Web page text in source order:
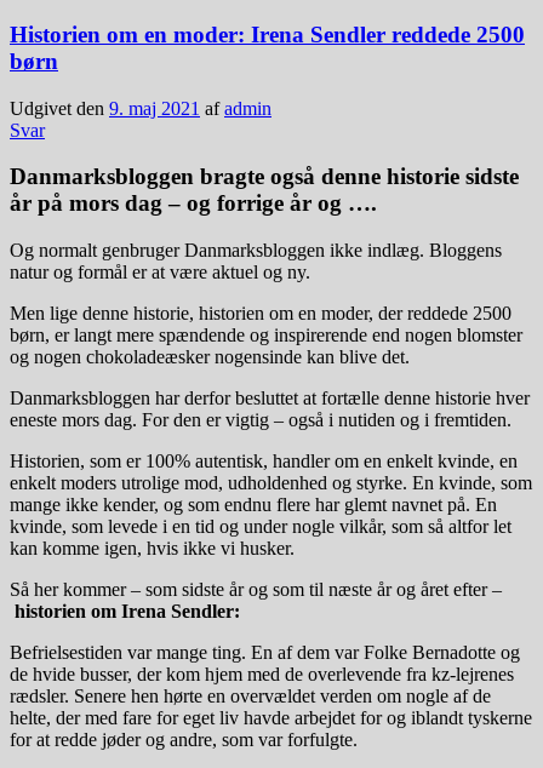
Historien om en moder: Irena Sendler reddede 2500
børn
Udgivet den 9. maj 2021 afadmin
Svar
Danmarksbloggen bragte også denne historie sidste
år på mors dag – og forrige år og ….
Og normalt genbruger Danmarksbloggen ikke indlæg. Bloggens
natur og formål er at være aktuel og ny.
Men lige denne historie, historien om en moder, der reddede 2500
børn, er langt mere spændende og inspirerende end nogen blomster
og nogen chokoladeæsker nogensinde kan blive det.
Danmarksbloggen har derfor besluttet at fortælle denne historie hver
eneste mors dag. For den er vigtig – også i nutiden og i fremtiden.
Historien, som er 100% autentisk, handler om en enkelt kvinde, en
enkelt moders utrolige mod, udholdenhed og styrke. En kvinde, som
mange ikke kender, og som endnu flere har glemt navnet på. En
kvinde, som levede i en tid og under nogle vilkår, som så altfor let
kan komme igen, hvis ikke vi husker.
Så her kommer – som sidste år og som til næste år og året efter –
historien om Irena Sendler:
Befrielsestiden var mange ting. En af dem var Folke Bernadotte og
de hvide busser, der kom hjem med de overlevende fra kz-lejrenes
rædsler. Senere hen hørte en overvældet verden om nogle af de
helte, der med fare for eget liv havde arbejdet for og iblandt tyskerne
for at redde jøder og andre, som var forfulgte.